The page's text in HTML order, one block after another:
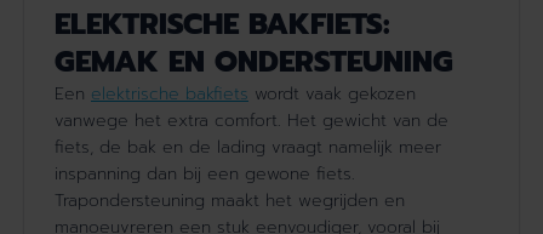
ELEKTRISCHE BAKFIETS:
GEMAK EN ONDERSTEUNING
Een elektrische bakfiets wordt vaak gekozen
vanwege het extra comfort. Het gewicht van de
fiets, de bak en de lading vraagt namelijk meer
inspanning dan bij een gewone fiets.
Trapondersteuning maakt het wegrijden en
manoeuvreren een stuk eenvoudiger, vooral bij